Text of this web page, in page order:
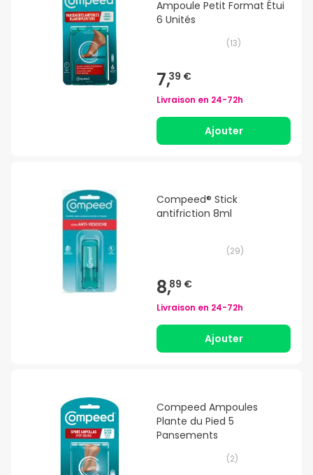
Ampoule Petit Format Étui
6 Unités
(13)
7,39 €
Livraison en 24-72h
Ajouter
Compeed® Stick
antifriction 8ml
(29)
8,89 €
Livraison en 24-72h
Ajouter
Compeed Ampoules
Plante du Pied 5
Pansements
(2)